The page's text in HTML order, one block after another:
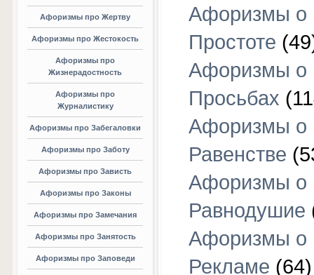
Афоризмы про Жертву
Афоризмы про Жестокость
Афоризмы про
Жизнерадостность
Афоризмы про
Журналистику
Афоризмы про Забегаловки
Афоризмы про Заботу
Афоризмы про Зависть
Афоризмы про Законы
Афоризмы про Замечания
Афоризмы про Занятость
Афоризмы про Заповеди
Афоризмы о
Простоте
Афоризмы о
Просьбах
Афоризмы о
Равенстве
Афоризмы о
Равнодушие
Афоризмы о
Рекламе (64)